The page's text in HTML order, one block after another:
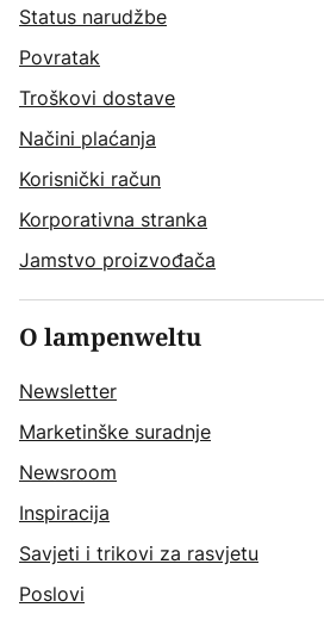
Status narudžbe
Povratak
Troškovi dostave
Načini plaćanja
Korisnički račun
Korporativna stranka
Jamstvo proizvođača
O lampenweltu
Newsletter
Marketinške suradnje
Newsroom
Inspiracija
Savjeti i trikovi za rasvjetu
Poslovi